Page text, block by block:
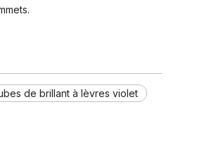
de brillant à lèvres violet